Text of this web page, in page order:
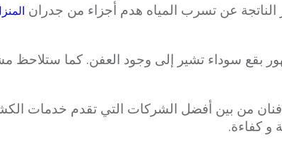
الناتجة عن تسرب المياه هدم أجزاء من جدران
بقع سوداء تشير إلى وجود العفن. كما ستلاحظ
افنان من بين أفضل الشركات التي تقدم خدمات
و كفاءة.